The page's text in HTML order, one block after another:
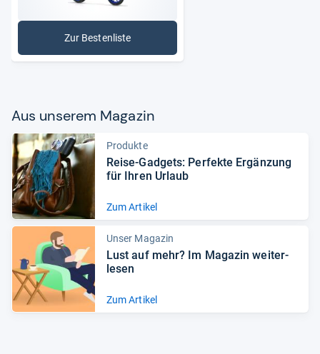
Zur Bestenliste
: Motorräder
Aus unse­rem Maga­zin
Produkte
Reise-​Gad­gets: Per­fekte Ergän­zung
für Ihren Urlaub
Zum Artikel
Unser Magazin
Lust auf mehr? Im Maga­zin wei­ter­
le­sen
Zum Artikel